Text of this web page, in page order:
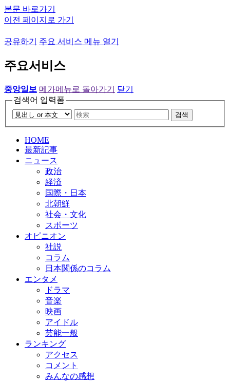
본문 바로가기
이전 페이지로 가기
공유하기 주요 서비스 메뉴 열기
주요서비스
중앙일보 메가메뉴로 돌아가기
닫기
검색어 입력폼
검색
HOME
最新記事
ニュース
政治
経済
国際・日本
北朝鮮
社会・文化
スポーツ
オピニオン
社説
コラム
日本関係のコラム
エンタメ
ドラマ
音楽
映画
アイドル
芸能一般
ランキング
アクセス
コメント
みんなの感想